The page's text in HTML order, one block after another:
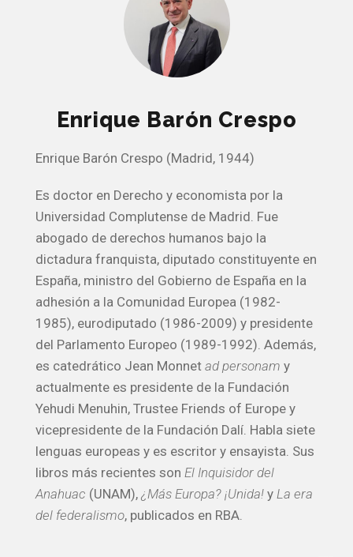
Enrique Barón Crespo
Enrique Barón Crespo (Madrid, 1944)
Es doctor en Derecho y economista por la
Universidad Complutense de Madrid. Fue
abogado de derechos humanos bajo la
dictadura franquista, diputado constituyente en
España, ministro del Gobierno de España en la
adhesión a la Comunidad Europea (1982-
1985), eurodiputado (1986-2009) y presidente
del Parlamento Europeo (1989-1992). Además,
es catedrático Jean Monnet ad personam y
actualmente es presidente de la Fundación
Yehudi Menuhin, Trustee Friends of Europe y
vicepresidente de la Fundación Dalí. Habla siete
lenguas europeas y es escritor y ensayista. Sus
libros más recientes son El Inquisidor del
Anahuac (UNAM), ¿Más Europa? ¡Unida! y La era
del federalismo, publicados en RBA.